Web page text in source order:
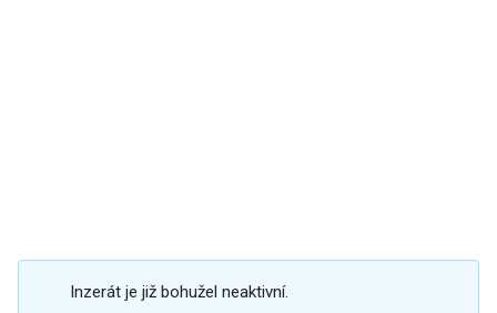
Inzerát je již bohužel neaktivní.